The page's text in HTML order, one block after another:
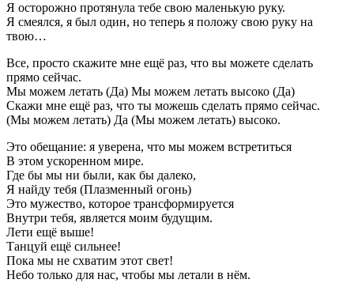
Я осторожно протянула тебе свою маленькую руку.
Я смеялся, я был один, но теперь я положу свою руку на
твою…
Все, просто скажите мне ещё раз, что вы можете сделать
прямо сейчас.
Мы можем летать (Да) Мы можем летать высоко (Да)
Скажи мне ещё раз, что ты можешь сделать прямо сейчас.
(Мы можем летать) Да (Мы можем летать) высоко.
Это обещание: я уверена, что мы можем встретиться
В этом ускоренном мире.
Где бы мы ни были, как бы далеко,
Я найду тебя (Плазменный огонь)
Это мужество, которое трансформируется
Внутри тебя, является моим будущим.
Лети ещё выше!
Танцуй ещё сильнее!
Пока мы не схватим этот свет!
Небо только для нас, чтобы мы летали в нём.